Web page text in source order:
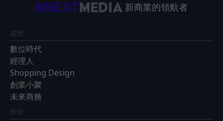
新商業的領航者
媒體
數位時代
經理人
Shopping Design
創業小聚
未來商務
學習